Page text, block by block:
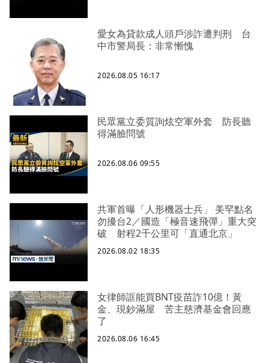
愛女為貸款成人頭戶涉詐遭判刑 台
中市警局長：非常慚愧
2026.08.05 16:17
民眾黨立委質詢炫空軍外套 防長聽
得滿臉問號
2026.08.06 09:55
共軍首曝「人形機器士兵」 美罕點名
勿擾台2／國造「極音速飛彈」重大突
破 射程2千公里可「直通北京」
2026.08.02 18:35
女律師誆能買BNT疫苗詐10億！黃
金、現鈔滿屋 苦主慈濟基金會回應
了
2026.08.06 16:45